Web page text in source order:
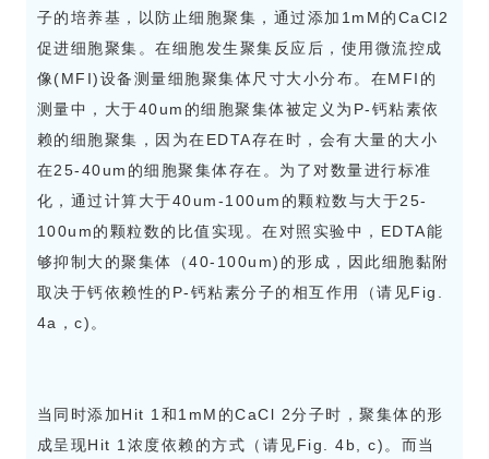
子的培养基，以防止细胞聚集，通过添加1mM的CaCl2
促进细胞聚集。在细胞发生聚集反应后，使用微流控成
像(MFI)设备测量细胞聚集体尺寸大小分布。在MFI的
测量中，大于40um的细胞聚集体被定义为P-钙粘素依
赖的细胞聚集，因为在EDTA存在时，会有大量的大小
在25-40um的细胞聚集体存在。为了对数量进行标准
化，通过计算大于40um-100um的颗粒数与大于25-
100um的颗粒数的比值实现。在对照实验中，EDTA能
够抑制大的聚集体（40-100um)的形成，因此细胞黏附
取决于钙依赖性的P-钙粘素分子的相互作用（请见Fig.
4a，c)。
当同时添加Hit 1和1mM的CaCl 2分子时，聚集体的形
成呈现Hit 1浓度依赖的方式（请见Fig. 4b, c)。而当